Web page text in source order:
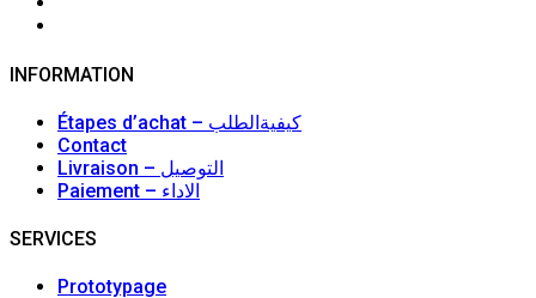
INFORMATION
Étapes d’achat – كيفيةالطلب
Contact
Livraison – التوصيل
Paiement – الاداء
SERVICES
Prototypage